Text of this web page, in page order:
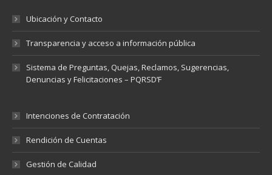
Ubicación y Contacto
Transparencia y acceso a información pública
Sistema de Preguntas, Quejas, Reclamos, Sugerencias,
Denuncias y Felicitaciones – PQRSD’F
Intenciones de Contratación
Rendición de Cuentas
Gestión de Calidad